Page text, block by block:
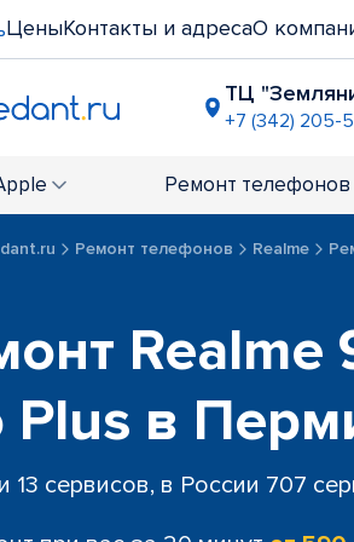
ЦеныКонтакты и адресаО
ТЦ
+7 (342) 205-
+7 (342)
ост.
+7 (342)
Ремонт телефонов
Ремонт телефонов Realme
Realme
Plus в
13 сервисов, в России 707